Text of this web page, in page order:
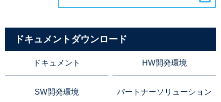
ドキュメントダウンロード
ドキュメント HW開発環境
SW開発環境 パートナーソリューション